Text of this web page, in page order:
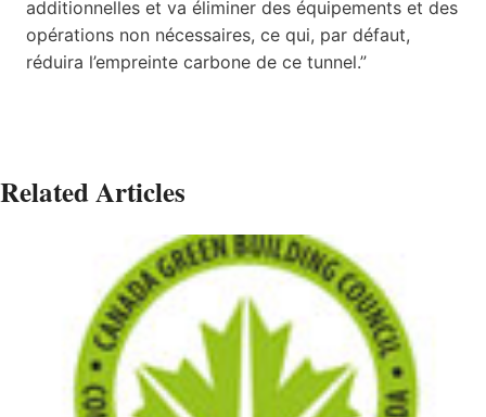
additionnelles et va éliminer des équipements et des
opérations non nécessaires, ce qui, par défaut,
réduira l’empreinte carbone de ce tunnel.”
Related Articles